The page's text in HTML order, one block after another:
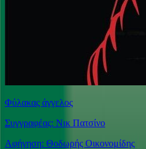
Φύλακας άγγελος
Συγγραφέας: Νικ Πατσίνο
Αφήγηση: Θοδωρής Οικονομίδης